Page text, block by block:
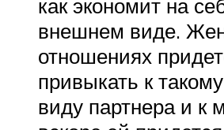
как экономит на
внешнем виде.
отношениях
привыкать к
виду партнера и к